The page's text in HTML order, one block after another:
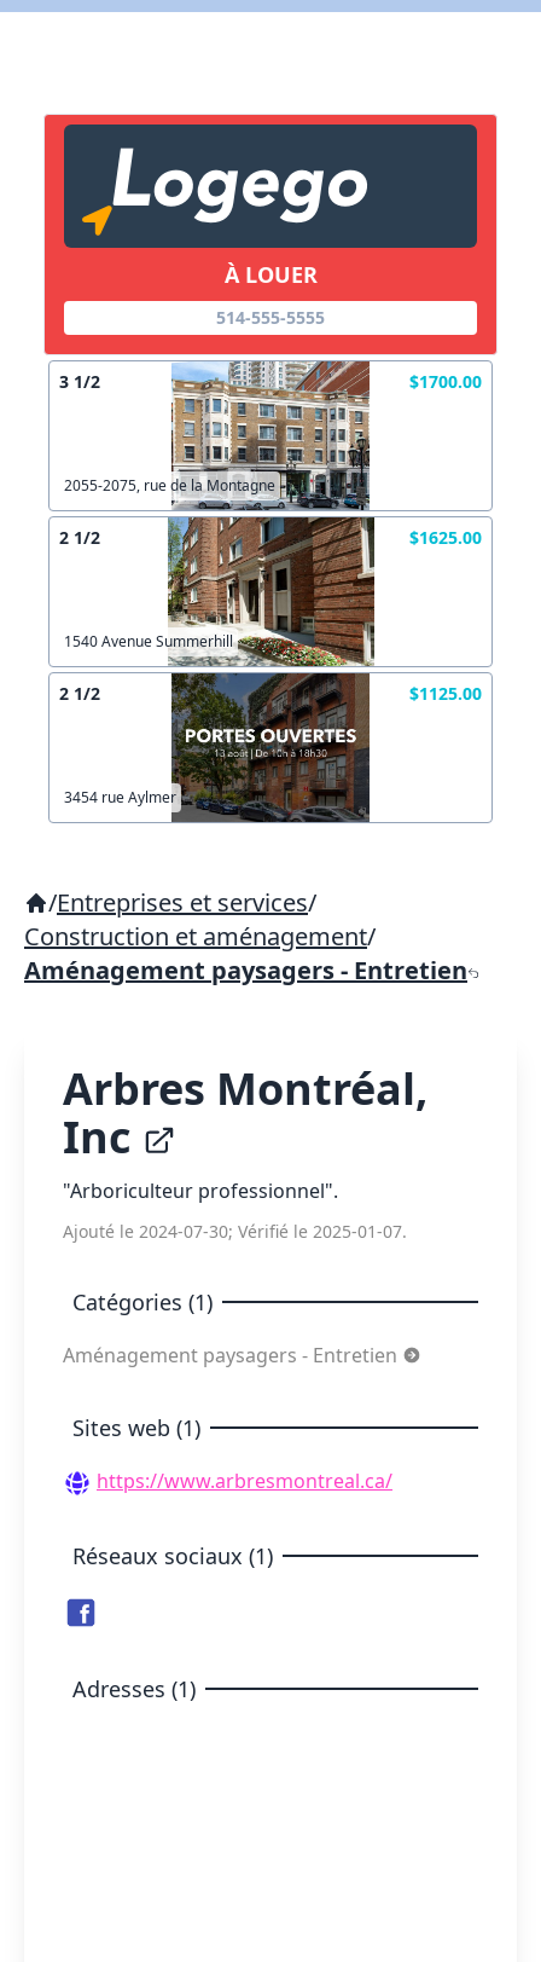
À LOUER
514-555-5555
3 1/2 $1700.00
2055-2075, rue de la Montagne
2 1/2 $1625.00
1540 Avenue Summerhill
2 1/2 $1125.00
3454 rue Aylmer
/Entreprises et services/
Construction et aménagement/
Aménagement paysagers - Entretien
Arbres Montréal,
Inc
"Arboriculteur professionnel".
Ajouté le 2024-07-30; Vérifié le 2025-01-07.
Catégories (1)
Aménagement paysagers - Entretien
Sites web (1)
https://www.arbresmontreal.ca/
Réseaux sociaux (1)
Adresses (1)
Lien vers inscription (sera inclus dans courriel)
Copier lien
X Fermer
X Fermer